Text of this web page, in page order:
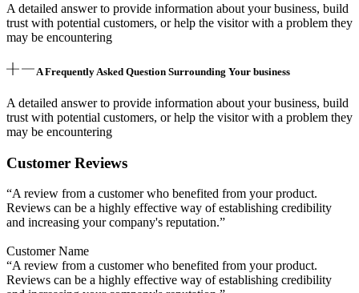
A detailed answer to provide information about your business, build
trust with potential customers, or help the visitor with a problem they
may be encountering
A Frequently Asked Question Surrounding Your business
A detailed answer to provide information about your business, build
trust with potential customers, or help the visitor with a problem they
may be encountering
Customer Reviews
“A review from a customer who benefited from your product.
Reviews can be a highly effective way of establishing credibility
and increasing your company's reputation.”
Customer Name
“A review from a customer who benefited from your product.
Reviews can be a highly effective way of establishing credibility